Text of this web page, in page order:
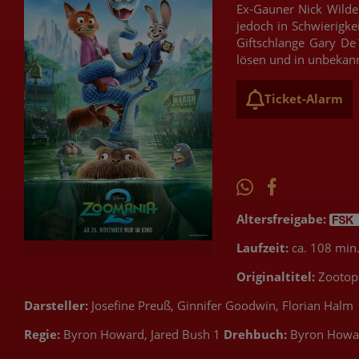
Ex-Gauner Nick
jedoch in
Giftschlange Gary
lösen und in
Ticket-Alarm
Altersfreigabe:
Laufzeit: ca. 108 min.
Originaltitel:
Darsteller: Josefine Preuß, Ginnifer Goodwin, Florian Halm
Regie: Byron Howard, Jared Bush 1 Drehbuch: Byron